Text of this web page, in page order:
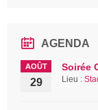
AGENDA
AOÛT
29
Soirée
Lieu :